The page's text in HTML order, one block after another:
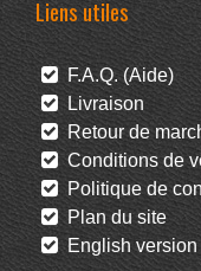
Liens utiles
F.A.Q. (Aide)
Livraison
Retour de
Conditions de
Politique de
Plan du site
English version